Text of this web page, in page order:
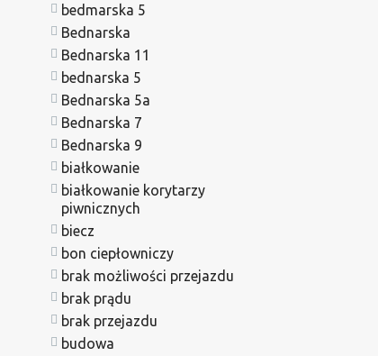
bedmarska 5
Bednarska
Bednarska 11
bednarska 5
Bednarska 5a
Bednarska 7
Bednarska 9
białkowanie
białkowanie korytarzy
piwnicznych
biecz
bon ciepłowniczy
brak możliwości przejazdu
brak prądu
brak przejazdu
budowa